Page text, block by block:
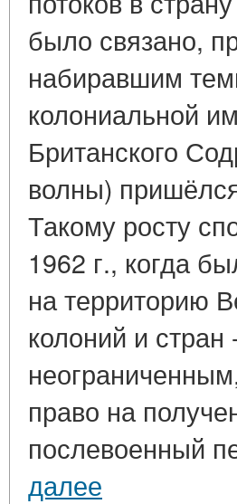
было связано,
набиравшим
колониальной
Британского
волны)
Такому росту
1962 г., когда
на территорию
колоний и
право на
послевоенный
далее